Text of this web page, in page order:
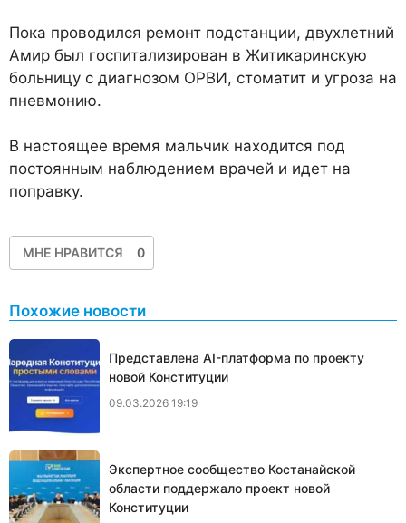
Пока проводился ремонт подстанции, двухлетний
Амир был госпитализирован в Житикаринскую
больницу с диагнозом ОРВИ, стоматит и угроза на
пневмонию.
В настоящее время мальчик находится под
постоянным наблюдением врачей и идет на
поправку.
МНЕ НРАВИТСЯ 0
Похожие новости
Представлена AI-платформа по проекту
новой Конституции
09.03.2026 19:19
Экспертное сообщество Костанайской
области поддержало проект новой
Конституции